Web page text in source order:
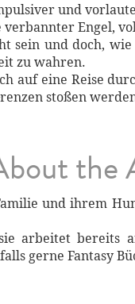
und
Engel,
sein und doch,
zu wahren.
auf eine Reise
stoßen
the
und ihrem
arbeitet bereits
gerne Fantasy